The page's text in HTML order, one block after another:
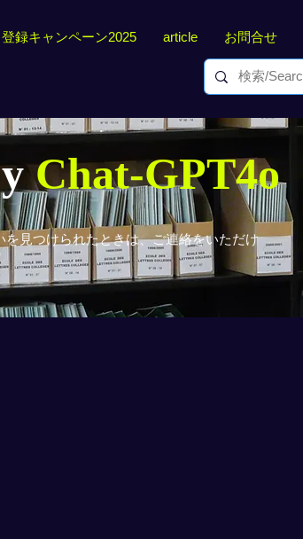
登録キャンペーン2025 article お問合せ
Chat-GPT4o
見つけられたときは、ご連絡をいただけ